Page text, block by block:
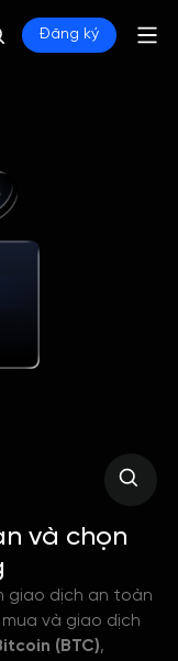
Đăng ký
và chọn
giao dịch an toàn
và giao dịch
(BTC),